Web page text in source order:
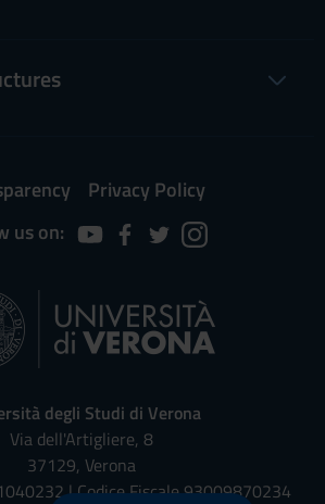
Privacy Policy
us on:
degli Studi di Verona
Via dell'Artigliere, 8
37129, Verona
| Codice Fiscale 93009870234